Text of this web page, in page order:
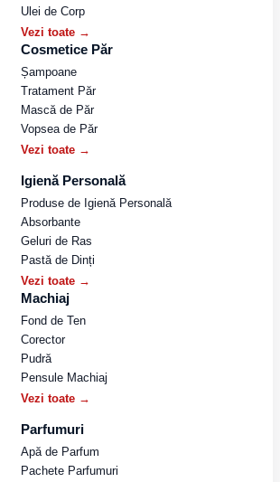
Ulei de Corp
Vezi toate →
Cosmetice Păr
Șampoane
Tratament Păr
Mască de Păr
Vopsea de Păr
Vezi toate →
Igienă Personală
Produse de Igienă Personală
Absorbante
Geluri de Ras
Pastă de Dinți
Vezi toate →
Machiaj
Fond de Ten
Corector
Pudră
Pensule Machiaj
Vezi toate →
Parfumuri
Apă de Parfum
Pachete Parfumuri